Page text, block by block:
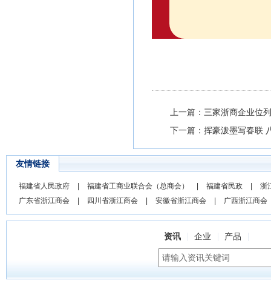
上一篇：三家浙商企业位
下一篇：挥豪泼墨写春联
友情链接
福建省人民政府 福建省工商业联合会（总商会） 福建省民政
浙
广东省浙江商会
四川省浙江商会 安徽省浙江商会 广西浙江商会
资讯 企业 产品